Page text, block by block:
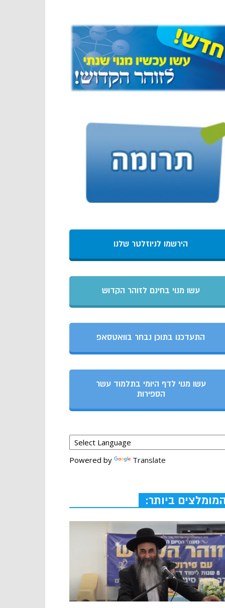
הירשמו לניוזלטר שלנו
עשו מנוי בחינם לזוהר הקדוש
התעדכנו בתוכן נבחר בוואטסאפ
עשו מנוי לדף היומי בתלמוד עשר
הספירות
Powered by Translate
המומלצים ביותר: